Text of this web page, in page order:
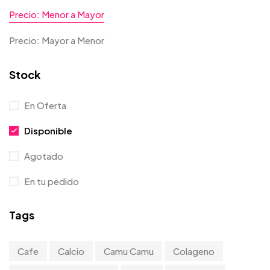
Precio: Menor a Mayor
Precio: Mayor a Menor
Stock
En Oferta
Disponible
Agotado
En tu pedido
Tags
Cafe Calcio Camu Camu Colageno